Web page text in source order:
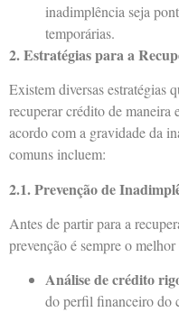
inadimplência seja
temporárias.
2. Estratégias para a
Existem diversas estratégias
recuperar crédito de maneira
acordo com a gravidade da
comuns incluem:
2.1. Prevenção de
Antes de partir para a
prevenção é sempre o
Análise de crédito
do perfil financeiro do